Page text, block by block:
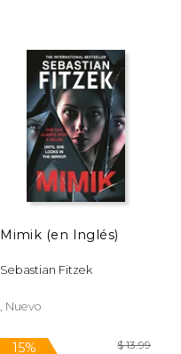
15%
Mimik (en Inglés)
Sebastian Fitzek
, Nuevo